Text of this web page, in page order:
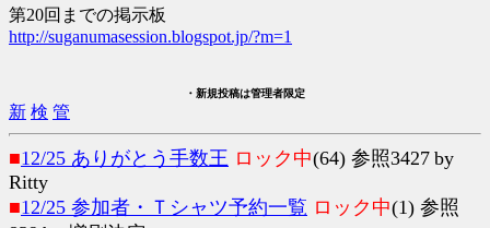
第20回までの掲示板
http://suganumasession.blogspot.jp/?m=1
・新規投稿は管理者限定
新 検 管
■12/25 ありがとう手数王 ロック中(64) 参照3427 by
Ritty
■12/25 参加者・Ｔシャツ予約一覧 ロック中(1) 参照